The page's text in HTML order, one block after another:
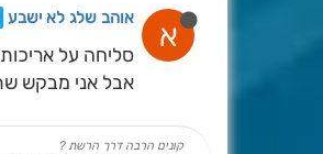
א אוהב שלג לא ישבע
סליחה על
אבל אני מבקש
קונים הרבה דרך הרשת ?